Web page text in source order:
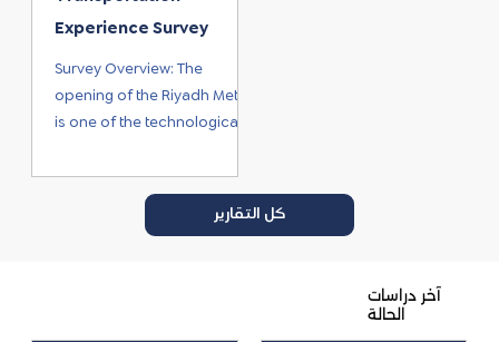
designed to serve as a
Experience Survey
Survey Overview: The
opening of the Riyadh Metro
is one of the technological
in the transportation sector
كل التقارير
آخر دراسات
الحالة